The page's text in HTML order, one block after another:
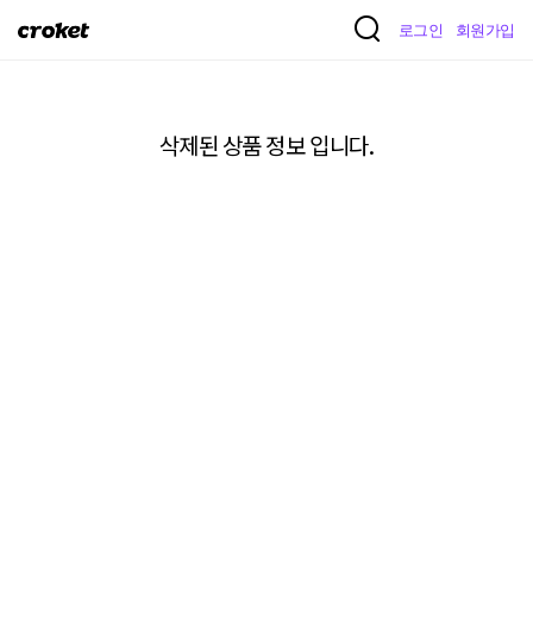
크
로그인 회원가입
삭제된 상품 정보 입니다.